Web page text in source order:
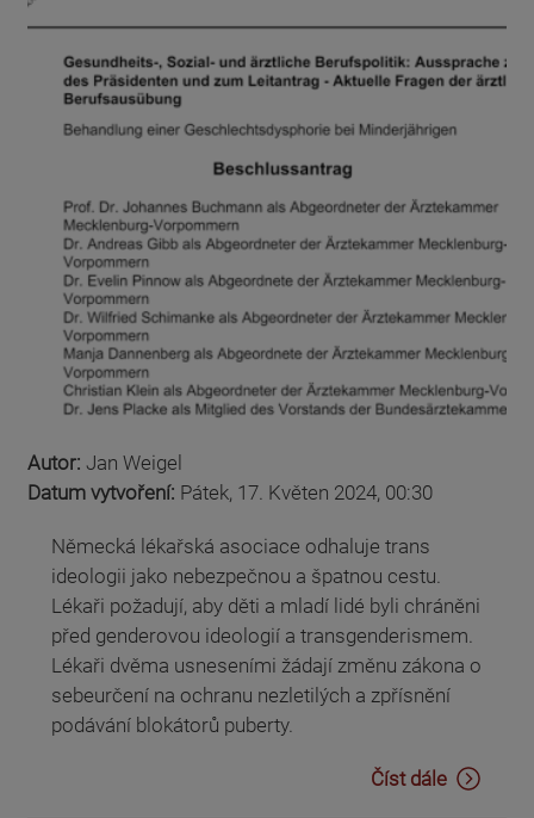
Autor: Jan Weigel
Datum vytvoření: Pátek, 17. Květen 2024, 00:30
Německá lékařská asociace odhaluje trans
ideologii jako nebezpečnou a špatnou cestu.
Lékaři požadují, aby děti a mladí lidé byli chráněni
před genderovou ideologií a transgenderismem.
Lékaři dvěma usneseními žádají změnu zákona o
sebeurčení na ochranu nezletilých a zpřísnění
podávání blokátorů puberty.
Číst dále